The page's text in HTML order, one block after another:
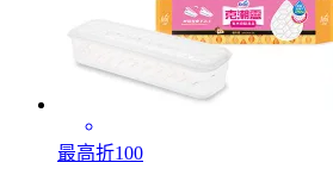
最高折100